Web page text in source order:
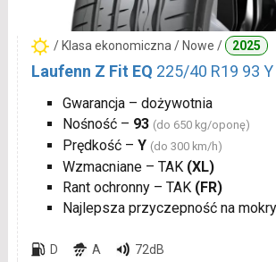
/ Klasa ekonomiczna / Nowe / 2025
Laufenn Z Fit EQ 225/40 R19 93 Y
Gwarancja – dożywotnia
Nośność – 93 (do 650 kg/oponę)
Prędkość – Y (do 300 km/h)
Wzmacniane – TAK (XL)
Rant ochronny – TAK (FR)
Najlepsza przyczepność na
D A 72dB